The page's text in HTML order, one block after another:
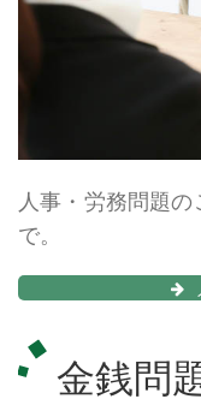
人事・労務問題
で。
金銭問